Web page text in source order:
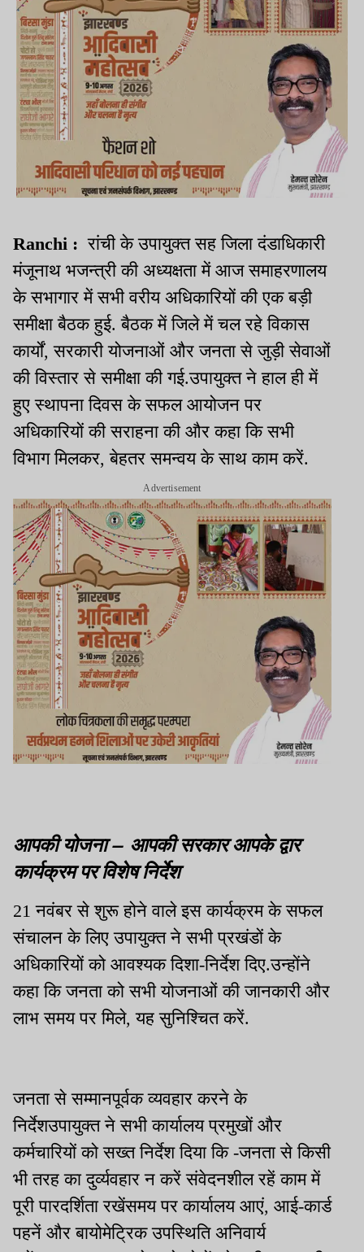
Ranchi : रांची के उपायुक्त सह जिला दंडाधिकारी
मंजूनाथ भजन्त्री की अध्यक्षता में आज समाहरणालय
के सभागार में सभी वरीय अधिकारियों की एक बड़ी
समीक्षा बैठक हुई. बैठक में जिले में चल रहे विकास
कार्यों, सरकारी योजनाओं और जनता से जुड़ी सेवाओं
की विस्तार से समीक्षा की गई.उपायुक्त ने हाल ही में
हुए स्थापना दिवस के सफल आयोजन पर
अधिकारियों की सराहना की और कहा कि सभी
विभाग मिलकर, बेहतर समन्वय के साथ काम करें.
Advertisement
आपकी योजना – आपकी सरकार आपके द्वार
कार्यक्रम पर विशेष निर्देश
21 नवंबर से शुरू होने वाले इस कार्यक्रम के सफल
संचालन के लिए उपायुक्त ने सभी प्रखंडों के
अधिकारियों को आवश्यक दिशा-निर्देश दिए.उन्होंने
कहा कि जनता को सभी योजनाओं की जानकारी और
लाभ समय पर मिले, यह सुनिश्चित करें.
जनता से सम्मानपूर्वक व्यवहार करने के
निर्देशउपायुक्त ने सभी कार्यालय प्रमुखों और
कर्मचारियों को सख्त निर्देश दिया कि -जनता से किसी
भी तरह का दुर्व्यवहार न करें संवेदनशील रहें काम में
पूरी पारदर्शिता रखेंसमय पर कार्यालय आएं, आई-कार्ड
पहनें और बायोमेट्रिक उपस्थिति अनिवार्य